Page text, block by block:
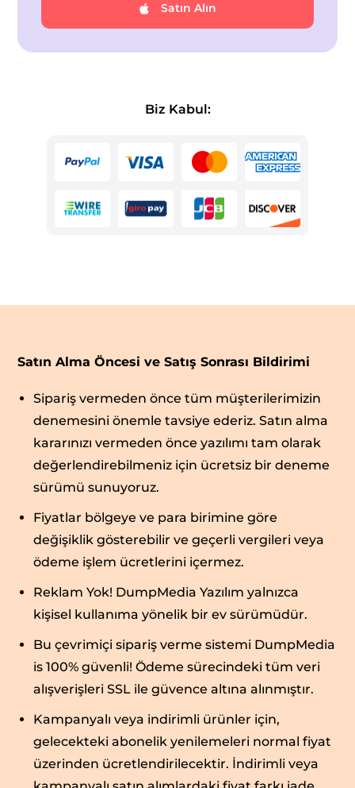
Satın Alın
Biz Kabul:
Satın Alma Öncesi ve Satış Sonrası Bildirimi
Sipariş vermeden önce tüm müşterilerimizin
denemesini önemle tavsiye ederiz. Satın alma
kararınızı vermeden önce yazılımı tam olarak
değerlendirebilmeniz için ücretsiz bir deneme
sürümü sunuyoruz.
Fiyatlar bölgeye ve para birimine göre
değişiklik gösterebilir ve geçerli vergileri veya
ödeme işlem ücretlerini içermez.
Reklam Yok! DumpMedia Yazılım yalnızca
kişisel kullanıma yönelik bir ev sürümüdür.
Bu çevrimiçi sipariş verme sistemi DumpMedia
is 100% güvenli! Ödeme sürecindeki tüm veri
alışverişleri SSL ile güvence altına alınmıştır.
Kampanyalı veya indirimli ürünler için,
gelecekteki abonelik yenilemeleri normal fiyat
üzerinden ücretlendirilecektir. İndirimli veya